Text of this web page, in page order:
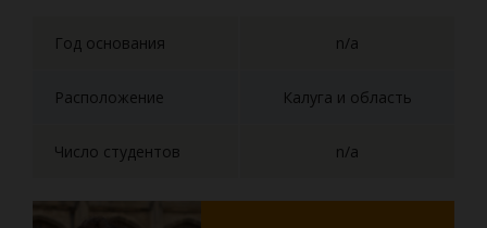
Год основания n/a
Расположение Калуга и область
Число студентов n/a